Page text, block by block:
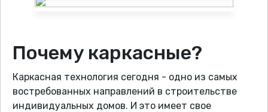
Почему каркасные?
Каркасная технология сегодня - одно из самых
востребованных направлений в строительстве
индивидуальных домов. И это имеет свое